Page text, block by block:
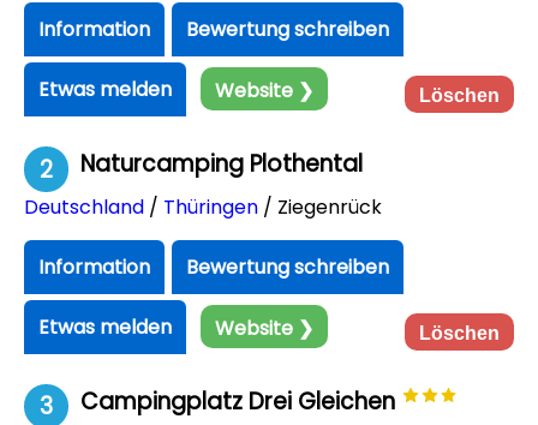
Information Bewertung schreiben
Etwas melden Website ❯ Löschen
2 Naturcamping Plothental
Deutschland / Thüringen / Ziegenrück
Information Bewertung schreiben
Etwas melden Website ❯ Löschen
3 Campingplatz Drei Gleichen